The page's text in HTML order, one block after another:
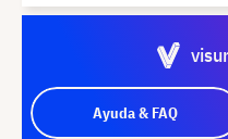
Ayuda & FAQ